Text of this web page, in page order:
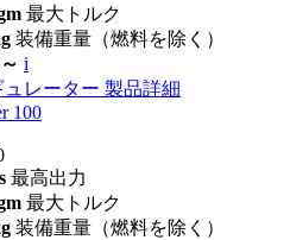
最大トルク
装備重量（燃料を除く）
i
ュレーター 製品詳細
100
最高出力
最大トルク
装備重量（燃料を除く）